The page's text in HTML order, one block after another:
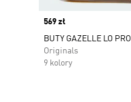
Price
569 zł
BUTY GAZELLE LO PRO
Originals
9 kolory